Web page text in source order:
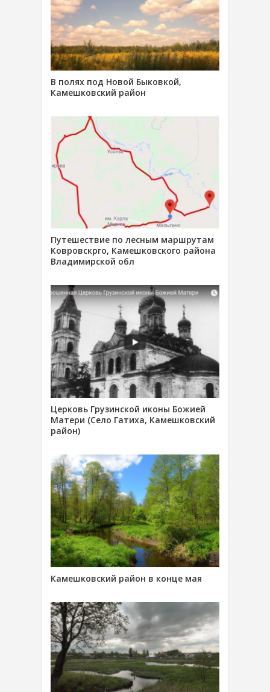
В полях под Новой Быковкой,
Камешковский район
Путешествие по лесным маршрутам
Ковровскрго, Камешковского района
Владимирской обл
Церковь Грузинской иконы Божией
Матери (Село Гатиха, Камешковский
район)
Камешковский район в конце мая